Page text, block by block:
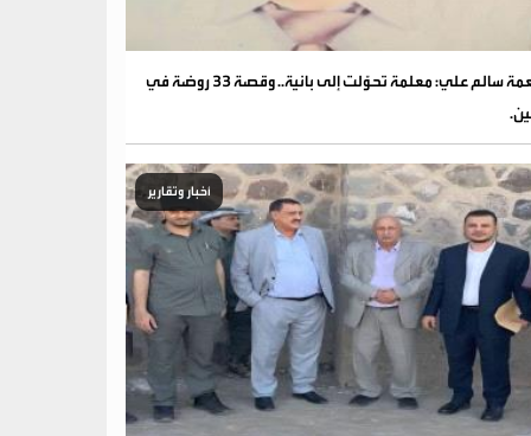
نعمة سالم علي: معلمة تحوّلت إلى بانية.. وقصة 33 روضة في
أخبار وتقارير